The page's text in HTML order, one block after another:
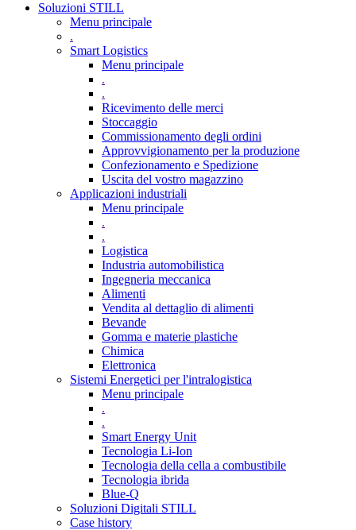
Soluzioni STILL
Menu principale
.
Smart Logistics
Menu principale
.
.
Ricevimento delle merci
Stoccaggio
Commissionamento degli ordini
Approvvigionamento per la produzione
Confezionamento e Spedizione
Uscita del vostro magazzino
Applicazioni industriali
Menu principale
.
.
Logistica
Industria automobilistica
Ingegneria meccanica
Alimenti
Vendita al dettaglio di alimenti
Bevande
Gomma e materie plastiche
Chimica
Elettronica
Sistemi Energetici per l'intralogistica
Menu principale
.
.
Smart Energy Unit
Tecnologia Li-Ion
Tecnologia della cella a combustibile
Tecnologia ibrida
Blue-Q
Soluzioni Digitali STILL
Case history